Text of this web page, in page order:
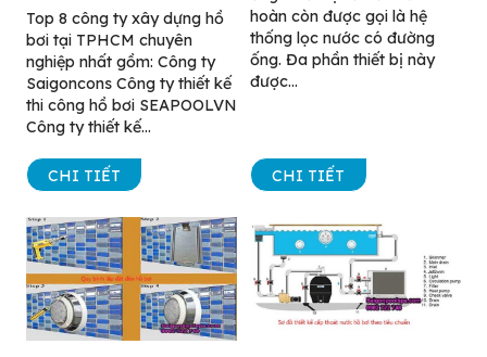
Top 8 công ty xây dựng hồ
bơi tại TPHCM chuyên
nghiệp nhất gồm: Công ty
Saigoncons Công ty thiết kế
thi công hồ bơi SEAPOOLVN
Công ty thiết kế...
CHI TIẾT
hoàn còn được gọi là hệ
thống lọc nước có đường
ống. Đa phần thiết bị này
được...
CHI TIẾT